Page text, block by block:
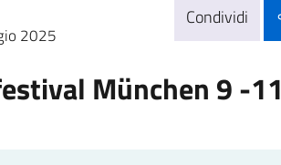
2025
Condividi
München 9 -11